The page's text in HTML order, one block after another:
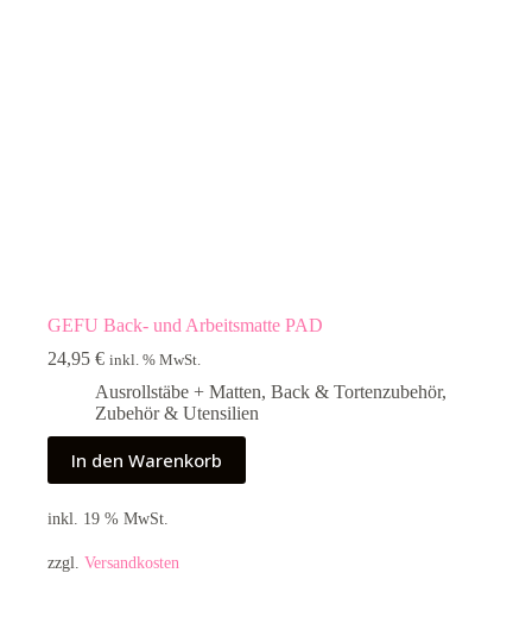
GEFU Back- und Arbeitsmatte PAD
24,95 € inkl. % MwSt.
Ausrollstäbe + Matten, Back & Tortenzubehör,
Zubehör & Utensilien
In den Warenkorb
inkl. 19 % MwSt.
zzgl. Versandkosten